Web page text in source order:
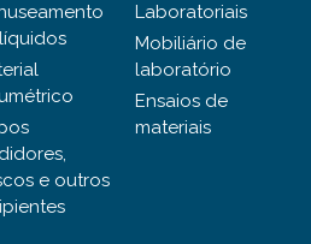
e outros
Laboratoriais
Mobiliário de
laboratório
Ensaios de
materiais